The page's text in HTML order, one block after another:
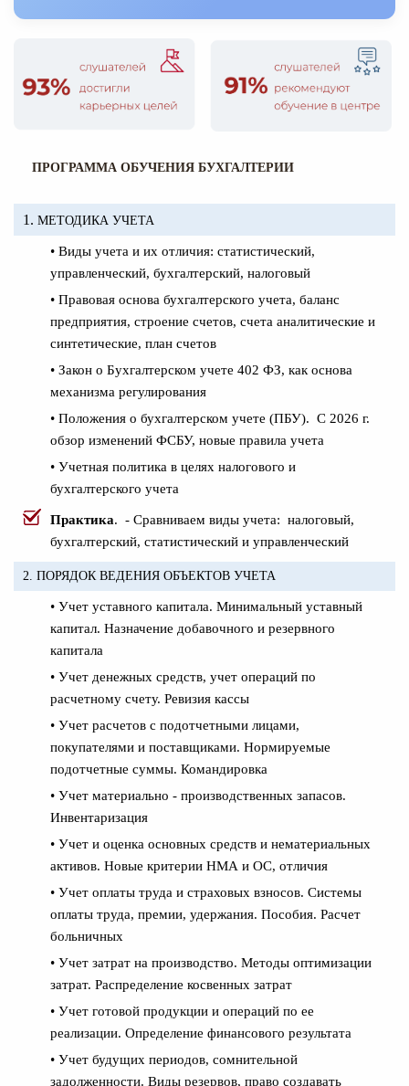
ПРОГРАММА ОБУЧЕНИЯ БУХГАЛТЕРИИ
1. МЕТОДИКА УЧЕТА
• Виды учета и их отличия: статистический,
управленческий, бухгалтерский, налоговый
• Правовая основа бухгалтерского учета, баланс
предприятия, строение счетов, счета аналитические и
синтетические, план счетов
• Закон о Бухгалтерском учете 402 ФЗ, как основа
механизма регулирования
• Положения о бухгалтерском учете (ПБУ). С 2026 г.
обзор изменений ФСБУ, новые правила учета
• Учетная политика в целях налогового и
бухгалтерского учета
Практика. - Сравниваем виды учета: налоговый,
бухгалтерский, статистический и управленческий
2. ПОРЯДОК ВЕДЕНИЯ ОБЪЕКТОВ УЧЕТА
• Учет уставного капитала. Минимальный уставный
капитал. Назначение добавочного и резервного
капитала
• Учет денежных средств, учет операций по
расчетному счету. Ревизия кассы
• Учет расчетов с подотчетными лицами,
покупателями и поставщиками. Нормируемые
подотчетные суммы. Командировка
• Учет материально - производственных запасов.
Инвентаризация
• Учет и оценка основных средств и нематериальных
активов. Новые критерии НМА и ОС, отличия
• Учет оплаты труда и страховых взносов. Системы
оплаты труда, премии, удержания. Пособия. Расчет
больничных
• Учет затрат на производство. Методы оптимизации
затрат. Распределение косвенных затрат
• Учет готовой продукции и операций по ее
реализации. Определение финансового результата
• Учет будущих периодов, сомнительной
задолженности. Виды резервов, право создавать